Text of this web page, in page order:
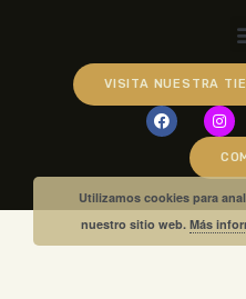
VISITA NUESTRA
Utilizamos cookies para
nuestro sitio web.Más